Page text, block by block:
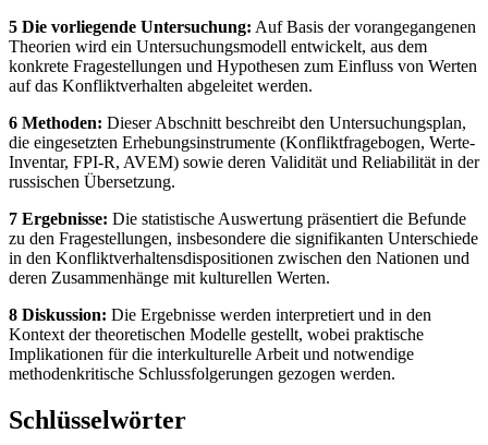
5 Die vorliegende Untersuchung: Auf Basis der vorangegangenen
Theorien wird ein Untersuchungsmodell entwickelt, aus dem
konkrete Fragestellungen und Hypothesen zum Einfluss von Werten
auf das Konfliktverhalten abgeleitet werden.
6 Methoden: Dieser Abschnitt beschreibt den Untersuchungsplan,
die eingesetzten Erhebungsinstrumente (Konfliktfragebogen, Werte-
Inventar, FPI-R, AVEM) sowie deren Validität und Reliabilität in der
russischen Übersetzung.
7 Ergebnisse: Die statistische Auswertung präsentiert die Befunde
zu den Fragestellungen, insbesondere die signifikanten Unterschiede
in den Konfliktverhaltensdispositionen zwischen den Nationen und
deren Zusammenhänge mit kulturellen Werten.
8 Diskussion: Die Ergebnisse werden interpretiert und in den
Kontext der theoretischen Modelle gestellt, wobei praktische
Implikationen für die interkulturelle Arbeit und notwendige
methodenkritische Schlussfolgerungen gezogen werden.
Schlüsselwörter